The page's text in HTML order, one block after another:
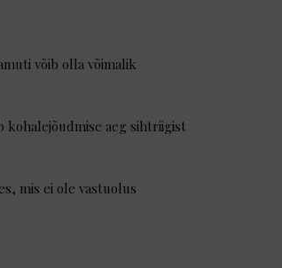
võib olla võimalik
kohalejõudmise aeg sihtriigist
mis ei ole vastuolus